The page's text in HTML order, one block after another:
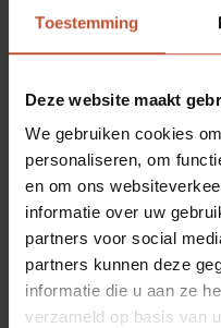
Toestemming
Deze website maakt
We gebruiken cookies
personaliseren, om
en om ons
informatie over uw
partners voor social
partners kunnen deze
informatie die u aan ze
verzameld op basis van
'klimaatneutraal' en
mogen dergelijke
wanneer volledige
interne reductie en dit
Claims die gebaseerd
zoals wij deze
zijn dan niet langer
Als organisatie hebben
direct te stoppen met
neutraal’ en het